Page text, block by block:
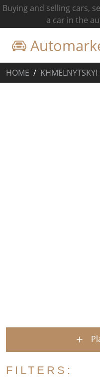
Buying and selling cars,
a car in the
HOME KHMELNYTSKYI
FILTERS: